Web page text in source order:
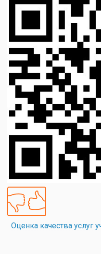
Оценка качества услуг